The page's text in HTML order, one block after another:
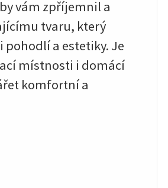
vám zpříjemnil a
tvaru, který
a estetiky. Je
místnosti i domácí
komfortní a